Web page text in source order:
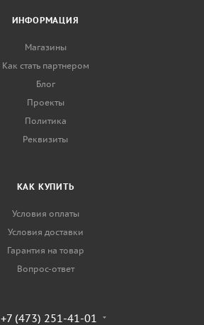
ИНФОРМАЦИЯ
Магазины
Как стать партнером
Блог
Проекты
Политика
Реквизиты
КАК КУПИТЬ
Условия оплаты
Условия доставки
Гарантия на товар
Вопрос-ответ
+7 (473) 251-41-01